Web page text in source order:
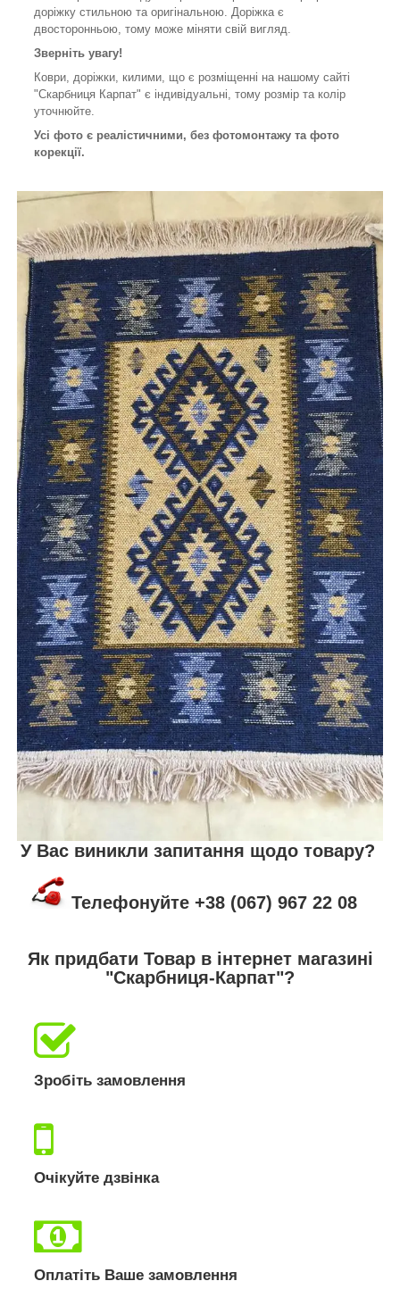
доріжку стильною та оригінальною. Доріжка є
двосторонньою, тому може міняти свій вигляд.
Зверніть увагу!
Коври, доріжки, килими, що є розміщенні на нашому сайті
"Скарбниця Карпат" є індивідуальні, тому розмір та колір
уточнюйте.
Усі фото є реалістичними, без фотомонтажу та фото
корекції.
У Вас виникли запитання щодо товару?
Телефонуйте +38 (067) 967 22 08
Як придбати Товар в інтернет магазині
"Скарбниця-Карпат"?
Зробіть замовлення
Очікуйте дзвінка
Оплатіть Ваше замовлення